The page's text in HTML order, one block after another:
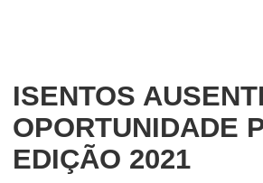
ISENTOS
OPORTUNIDADE
EDIÇÃO 2021